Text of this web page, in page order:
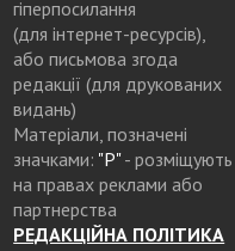
гіперпосилання
(для інтернет-ресурсів),
або письмова згода
редакції (для друкованих
видань)
Матеріали, позначені
значками: "Р"- розміщують
на правах реклами або
партнерства
РЕДАКЦІЙНА ПОЛІТИКА